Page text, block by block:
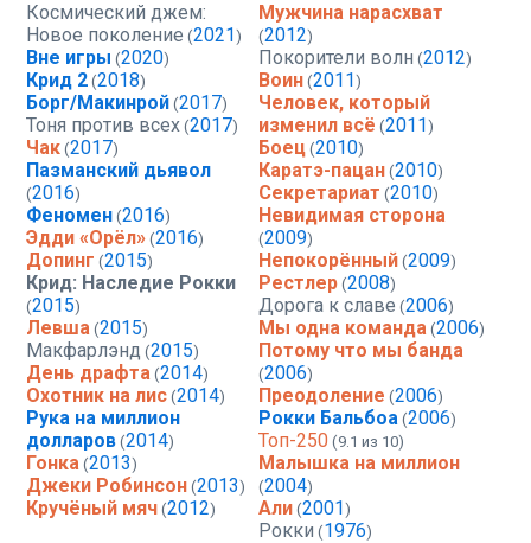
Космический джем:
Новое поколение (2021)
Вне игры (2020)
Крид 2 (2018)
Борг/Макинрой (2017)
Тоня против всех (2017)
Чак (2017)
Пазманский дьявол
(2016)
Феномен (2016)
Эдди «Орёл» (2016)
Допинг (2015)
Крид: Наследие Рокки
(2015)
Левша (2015)
Макфарлэнд (2015)
День драфта (2014)
Охотник на лис (2014)
Рука на миллион
долларов (2014)
Гонка (2013)
Джеки Робинсон (2013)
Кручёный мяч (2012)
Мужчина нарасхват
(2012)
Покорители волн (2012)
Воин (2011)
Человек, который
изменил всё (2011)
Боец (2010)
Каратэ-пацан (2010)
Секретариат (2010)
Невидимая сторона
(2009)
Непокорённый (2009)
Рестлер (2008)
Дорога к славе (2006)
Мы одна команда (2006)
Потому что мы банда
(2006)
Преодоление (2006)
Рокки Бальбоа (2006)
Топ-250 (9.1 из 10)
Малышка на миллион
(2004)
Али (2001)
Рокки (1976)